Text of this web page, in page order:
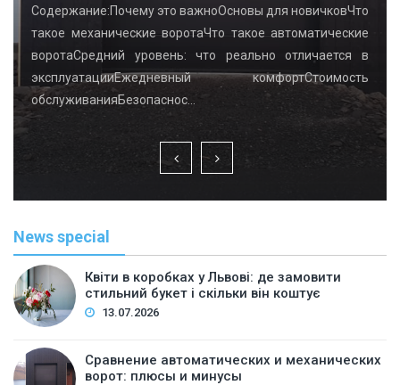
Содержание:Почему это важноОсновы для новичковЧто
такое механические воротаЧто такое автоматические
воротаСредний уровень: что реально отличается в
эксплуатацииЕжедневный комфортСтоимость
обслуживанияБезопаснос…
News special
Квіти в коробках у Львові: де замовити
стильний букет і скільки він коштує
13.07.2026
Сравнение автоматических и механических
ворот: плюсы и минусы